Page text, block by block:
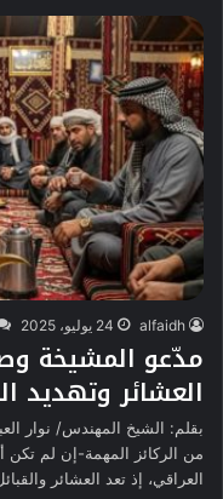
alfaidh 24 يوليو، 2025
مدّعو المشيخة
العشائر وتهديد
بقلم: الشيخ المهندس/ نوار
من الركائز المهمة-إن لم تكن
العراقي، إذ تعد العشائر